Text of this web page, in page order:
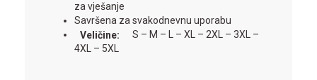
za vješanje
Savršena za svakodnevnu uporabu
Veličine:
S – M – L – XL – 2XL – 3XL –
4XL – 5XL